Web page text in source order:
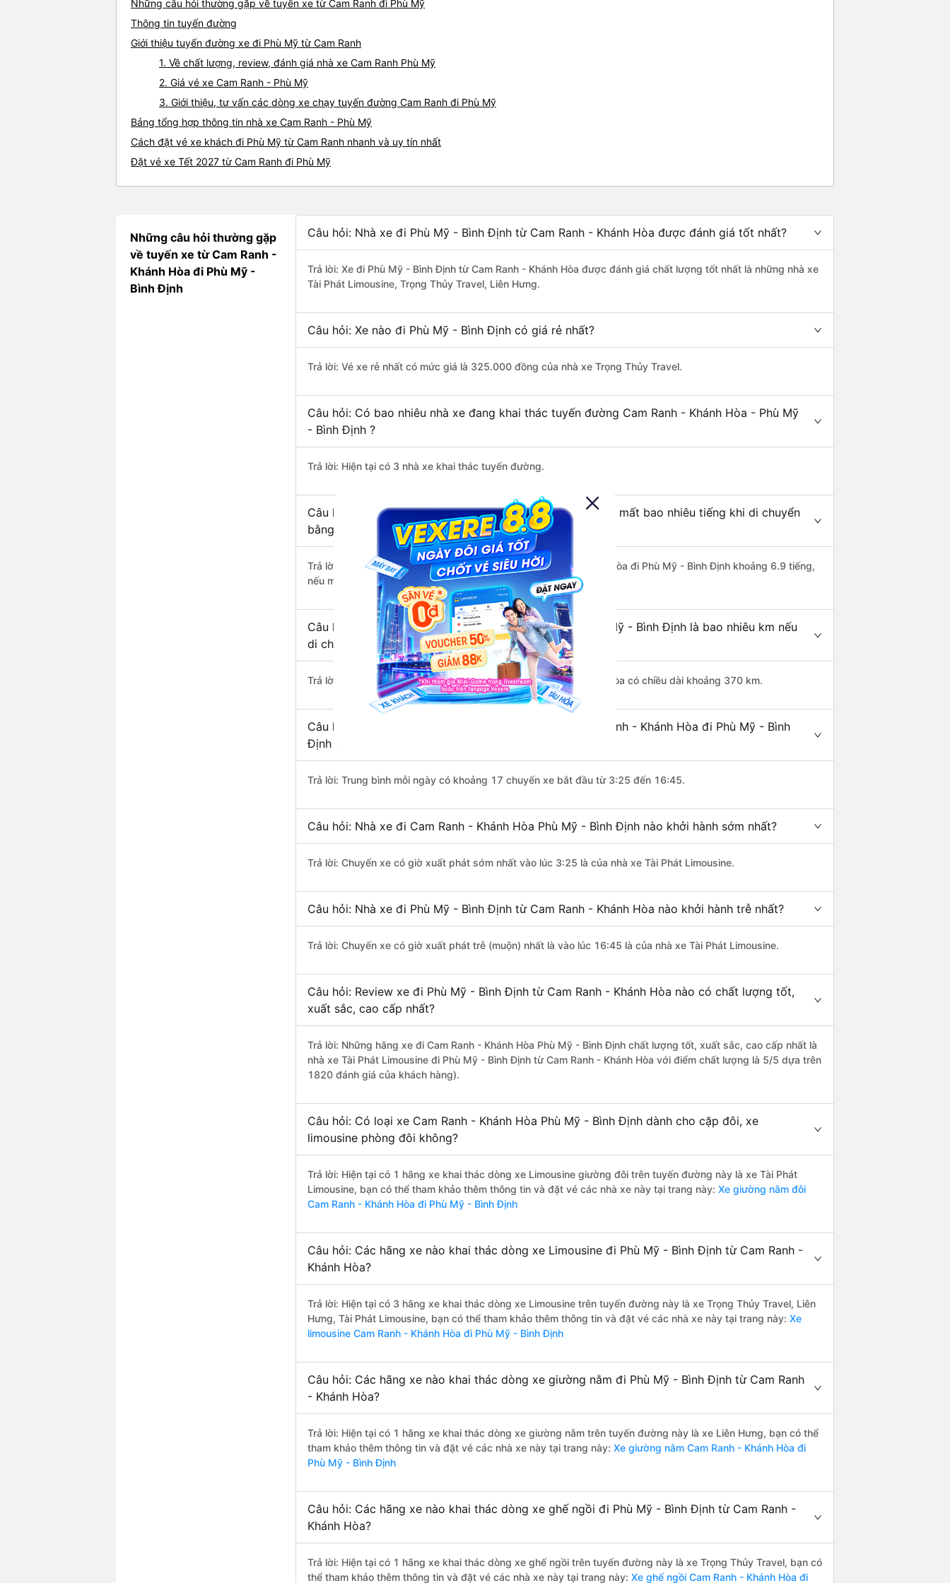
Những câu hỏi thường gặp về tuyến xe từ Cam Ranh đi Phù Mỹ
Thông tin tuyến đường
Giới thiệu tuyến đường xe đi Phù Mỹ từ Cam Ranh
1. Về chất lượng, review, đánh giá nhà xe Cam Ranh Phù Mỹ
2. Giá vé xe Cam Ranh - Phù Mỹ
3. Giới thiệu, tư vấn các dòng xe chạy tuyến đường Cam Ranh đi Phù Mỹ
Bảng tổng hợp thông tin nhà xe Cam Ranh - Phù Mỹ
Cách đặt vé xe khách đi Phù Mỹ từ Cam Ranh nhanh và uy tín nhất
Đặt vé xe Tết 2027 từ Cam Ranh đi Phù Mỹ
Những câu hỏi thường gặp
về tuyến xe từ Cam Ranh -
Khánh Hòa đi Phù Mỹ -
Bình Định
Câu hỏi: Nhà xe đi Phù Mỹ - Bình Định từ Cam Ranh - Khánh Hòa được đánh giá tốt nhất?
Trả lời: Xe đi Phù Mỹ - Bình Định từ Cam Ranh - Khánh Hòa được đánh giá chất lượng tốt nhất là những nhà xe
Tài Phát Limousine, Trọng Thủy Travel, Liên Hưng.
Câu hỏi: Xe nào đi Phù Mỹ - Bình Định có giá rẻ nhất?
Trả lời: Vé xe rẻ nhất có mức giá là 325.000 đồng của nhà xe Trọng Thủy Travel.
Câu hỏi: Có bao nhiêu nhà xe đang khai thác tuyến đường Cam Ranh - Khánh Hòa - Phù Mỹ
- Bình Định ?
Trả lời: Hiện tại có 3 nhà xe khai thác tuyến đường.
Câu hỏi: Từ Cam Ranh - Khánh Hòa đi Phù Mỹ - Bình Định mất bao nhiêu tiếng khi di chuyển
bằng xe khách?
Trả lời: Thời gian di chuyển bằng xe khách từ Cam Ranh - Khánh Hòa đi Phù Mỹ - Bình Định khoảng 6.9 tiếng,
nếu mật độ giao thông thuận lợi.
Câu hỏi: Khoảng cách từ Cam Ranh - Khánh Hòa đi Phù Mỹ - Bình Định là bao nhiêu km nếu
di chuyển bằng xe khách?
Trả lời: Đoạn đường đi Phù Mỹ - Bình Định từ Cam Ranh - Khánh Hòa có chiều dài khoảng 370 km.
Câu hỏi: Mỗi ngày có bao nhiêu chuyến xe khách Cam Ranh - Khánh Hòa đi Phù Mỹ - Bình
Định ?
Trả lời: Trung bình mỗi ngày có khoảng 17 chuyến xe bắt đầu từ 3:25 đến 16:45.
Câu hỏi: Nhà xe đi Cam Ranh - Khánh Hòa Phù Mỹ - Bình Định nào khởi hành sớm nhất?
Trả lời: Chuyến xe có giờ xuất phát sớm nhất vào lúc 3:25 là của nhà xe Tài Phát Limousine.
Câu hỏi: Nhà xe đi Phù Mỹ - Bình Định từ Cam Ranh - Khánh Hòa nào khởi hành trễ nhất?
Trả lời: Chuyến xe có giờ xuất phát trễ (muộn) nhất là vào lúc 16:45 là của nhà xe Tài Phát Limousine.
Câu hỏi: Review xe đi Phù Mỹ - Bình Định từ Cam Ranh - Khánh Hòa nào có chất lượng tốt,
xuất sắc, cao cấp nhất?
Trả lời: Những hãng xe đi Cam Ranh - Khánh Hòa Phù Mỹ - Bình Định chất lượng tốt, xuất sắc, cao cấp nhất là
nhà xe Tài Phát Limousine đi Phù Mỹ - Bình Định từ Cam Ranh - Khánh Hòa với điểm chất lượng là 5/5 dựa trên
1820 đánh giá của khách hàng).
Câu hỏi: Có loại xe Cam Ranh - Khánh Hòa Phù Mỹ - Bình Định dành cho cặp đôi, xe
limousine phòng đôi không?
Trả lời: Hiện tại có 1 hãng xe khai thác dòng xe Limousine giường đôi trên tuyến đường này là xe Tài Phát
Limousine, bạn có thể tham khảo thêm thông tin và đặt vé các nhà xe này tại trang này: Xe giường nằm đôi
Cam Ranh - Khánh Hòa đi Phù Mỹ - Bình Định
Câu hỏi: Các hãng xe nào khai thác dòng xe Limousine đi Phù Mỹ - Bình Định từ Cam Ranh -
Khánh Hòa?
Trả lời: Hiện tại có 3 hãng xe khai thác dòng xe Limousine trên tuyến đường này là xe Trọng Thủy Travel, Liên
Hưng, Tài Phát Limousine, bạn có thể tham khảo thêm thông tin và đặt vé các nhà xe này tại trang này: Xe
limousine Cam Ranh - Khánh Hòa đi Phù Mỹ - Bình Định
Câu hỏi: Các hãng xe nào khai thác dòng xe giường nằm đi Phù Mỹ - Bình Định từ Cam Ranh
- Khánh Hòa?
Trả lời: Hiện tại có 1 hãng xe khai thác dòng xe giường nằm trên tuyến đường này là xe Liên Hưng, bạn có thể
tham khảo thêm thông tin và đặt vé các nhà xe này tại trang này: Xe giường nằm Cam Ranh - Khánh Hòa đi
Phù Mỹ - Bình Định
Câu hỏi: Các hãng xe nào khai thác dòng xe ghế ngồi đi Phù Mỹ - Bình Định từ Cam Ranh -
Khánh Hòa?
Trả lời: Hiện tại có 1 hãng xe khai thác dòng xe ghế ngồi trên tuyến đường này là xe Trọng Thủy Travel, bạn có
thể tham khảo thêm thông tin và đặt vé các nhà xe này tại trang này: Xe ghế ngồi Cam Ranh - Khánh Hòa đi